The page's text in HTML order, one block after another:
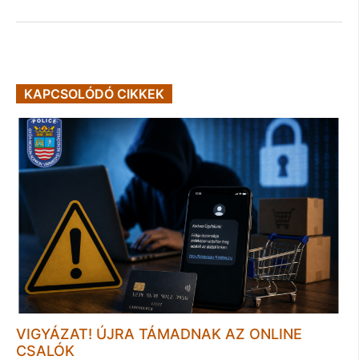
KAPCSOLÓDÓ CIKKEK
VIGYÁZAT! ÚJRA TÁMADNAK AZ ONLINE
CSALÓK